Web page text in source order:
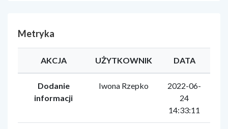
Metryka
AKCJA UŻYTKOWNIK DATA
Dodanie
informacji
Iwona Rzepko
2022-06-
24
14:33:11